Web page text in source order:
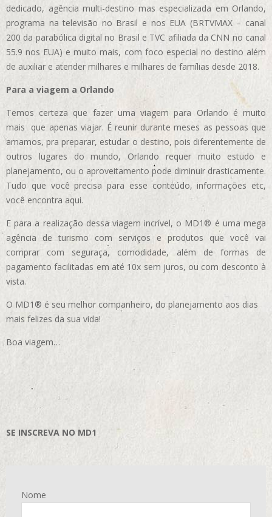
dedicado, agência multi-destino mas especializada em Orlando,
programa na televisão no Brasil e nos EUA (BRTVMAX – canal
200 da parabólica digital no Brasil e TVC afiliada da CNN no canal
55.9 nos EUA) e muito mais, com foco especial no destino além
de auxiliar e atender milhares e milhares de famílias desde 2018.
Para a viagem a Orlando
Temos certeza que fazer uma viagem para Orlando é muito
mais que apenas viajar. É reunir durante meses as pessoas que
amamos, pra preparar, estudar o destino, pois diferentemente de
outros lugares do mundo, Orlando requer muito estudo e
planejamento, ou o aproveitamento pode diminuir drasticamente.
Tudo que você precisa para esse conteúdo, informações etc,
você encontra aqui.
E para a realização dessa viagem incrível, o MD1® é uma mega
agência de turismo com serviços e produtos que você vai
comprar com seguraça, comodidade, além de formas de
pagamento facilitadas em até 10x sem juros, ou com desconto à
vista.
O MD1® é seu melhor companheiro, do planejamento aos dias
mais felizes da sua vida!
Boa viagem…
SE INSCREVA NO MD1
Nome